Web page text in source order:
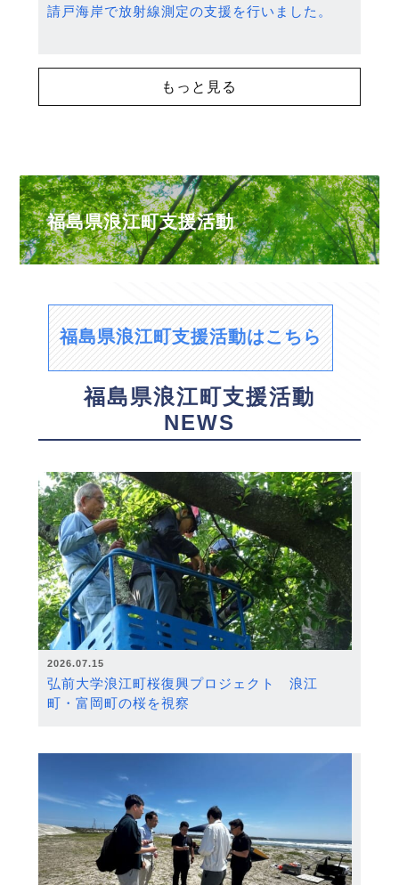
請戸海岸で放射線測定の支援を行いました。
もっと見る
福島県浪江町支援活動
福島県浪江町支援活動はこちら
福島県浪江町支援活動
NEWS
2026.07.15
弘前大学浪江町桜復興プロジェクト 浪江
町・富岡町の桜を視察